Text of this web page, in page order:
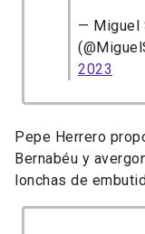
—
2023
Pepe Herrero
Bernabéu y
lonchas de